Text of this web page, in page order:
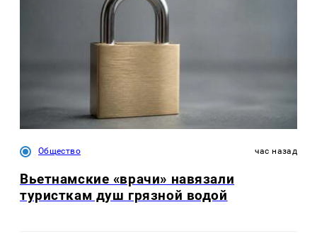
Общество час назад
Вьетнамские «врачи» навязали
туристкам душ грязной водой